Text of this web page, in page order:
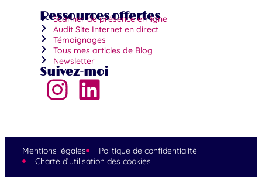
Ressources offertes
Scanner de présence en ligne
Audit Site Internet en direct
Témoignages
Tous mes articles de Blog
Newsletter
Suivez-moi
Mentions légales
Politique de confidentialité
Charte d’utilisation des cookies